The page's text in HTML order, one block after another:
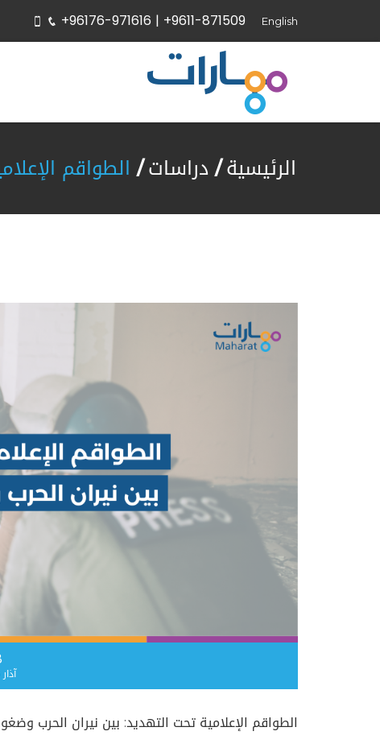
English
+96176-971616 | +9611-871509
الرئيسية دراسات الطواقم
آذار 2026
الطواقم الإعلامية تحت التهديد: بين نيران الحرب